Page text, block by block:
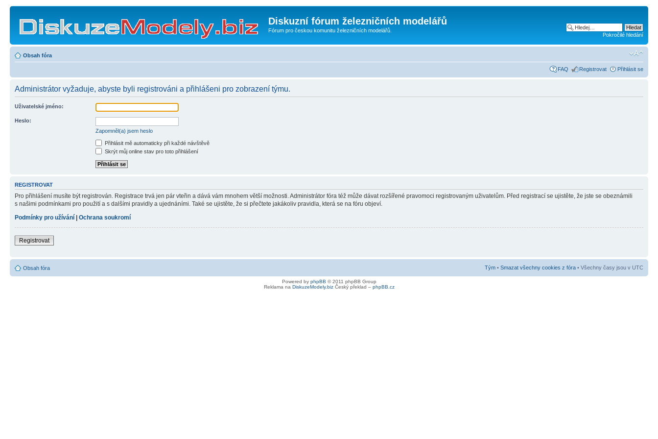
Diskuzní fórum železničních modelářů
Fórum pro českou komunitu železničních modelářů.
Pokročilé hledání
Obsah fóra
FAQ Registrovat Přihlásit se
Administrátor vyžaduje, abyste byli registrováni a přihlášeni pro zobrazení týmu.
Uživatelské jméno:
Heslo:
Zapomněl(a) jsem heslo
Přihlásit mě automaticky při každé návštěvě
Skrýt můj online stav pro toto přihlášení
REGISTROVAT
Pro přihlášení musíte být registrován. Registrace trvá jen pár vteřin a dává vám mnohem větší možnosti. Administrátor fóra též může dávat rozšířené pravomoci registrovaným uživatelům. Před registrací se ujistěte, že jste se obeznámili
s našimi podmínkami pro použití a s dalšími pravidly a ujednáními. Také se ujistěte, že si přečtete jakákoliv pravidla, která se na fóru objeví.
Podmínky pro užívání
Ochrana soukromí
Registrovat
Obsah fóra Tým • Smazat všechny cookies z fóra • Všechny časy jsou v UTC
Powered by phpBB © 2011 phpBB Group
Reklama na DiskuzeModely.bizČeský překlad – phpBB.cz